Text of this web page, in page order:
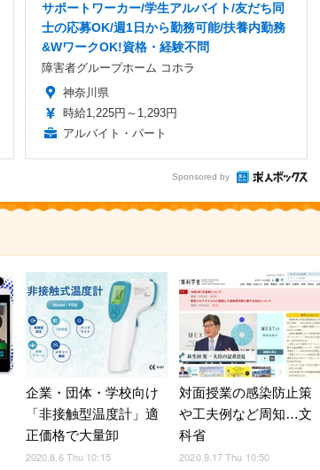
サポートワーカー/学生アルバイト/友だち同
士の応募OK/週1日から勤務可能/扶養内勤務
&WワークOK!資格・経験不問
障害者グループホーム コホラ
神奈川県
時給1,225円～1,293円
アルバイト・パート
Sponsored by
企業・団体・学校向け
「非接触型温度計」適
正価格で大量卸
2020.8.6 Thu 10:15
対面授業の感染防止策
や工夫例など周知…文
科省
2020.9.17 Thu 10:50